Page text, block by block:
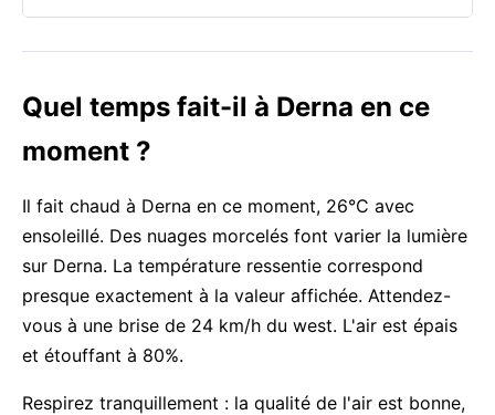
Quel temps fait-il à Derna en ce
moment ?
Il fait chaud à Derna en ce moment, 26°C avec
ensoleillé. Des nuages morcelés font varier la lumière
sur Derna. La température ressentie correspond
presque exactement à la valeur affichée. Attendez-
vous à une brise de 24 km/h du west. L'air est épais
et étouffant à 80%.
Respirez tranquillement : la qualité de l'air est bonne,